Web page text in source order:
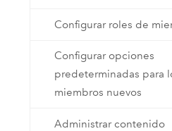
Configurar roles de
Configurar opciones
predeterminadas para
miembros nuevos
Administrar contenido